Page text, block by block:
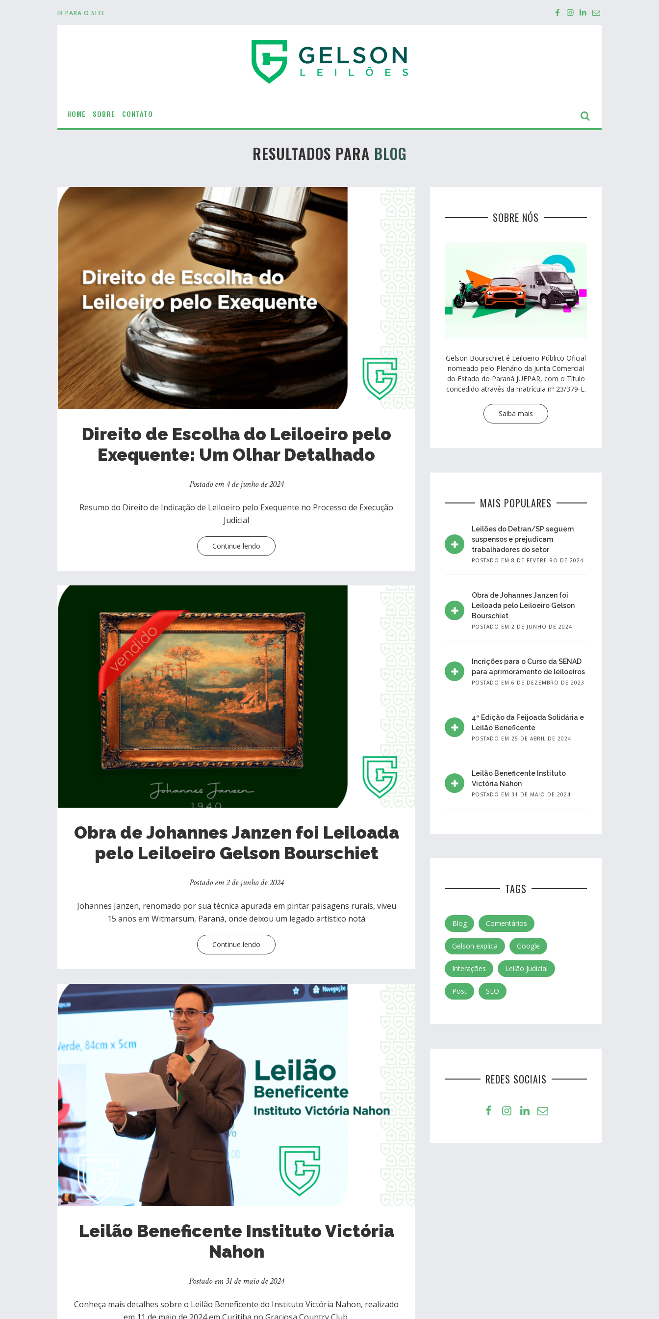
IR PARA O SITE
HOME SOBRE CONTATO
RESULTADOS PARA BLOG
Direito de Escolha do Leiloeiro pelo
Exequente: Um Olhar Detalhado
Postado em 4 de junho de 2024
Resumo do Direito de Indicação de Leiloeiro pelo Exequente no Processo de Execução
Judicial
Continue lendo
Obra de Johannes Janzen foi Leiloada
pelo Leiloeiro Gelson Bourschiet
Postado em 2 de junho de 2024
Johannes Janzen, renomado por sua técnica apurada em pintar paisagens rurais, viveu
15 anos em Witmarsum, Paraná, onde deixou um legado artístico notá
Continue lendo
Leilão Beneficente Instituto Victória
Nahon
Postado em 31 de maio de 2024
Conheça mais detalhes sobre o Leilão Beneficente do Instituto Victória Nahon, realizado
SOBRE NÓS
Gelson Bourschiet é Leiloeiro Público Oficial
nomeado pelo Plenário da Junta Comercial
do Estado do Paraná JUEPAR, com o Título
concedido através da matrícula nº 23/379-L.
Saiba mais
MAIS POPULARES
Leilões do Detran/SP seguem
suspensos e prejudicam
trabalhadores do setor
POSTADO EM 8 DE FEVEREIRO DE 2024
Obra de Johannes Janzen foi
Leiloada pelo Leiloeiro Gelson
Bourschiet
POSTADO EM 2 DE JUNHO DE 2024
Incrições para o Curso da SENAD
para aprimoramento de leiloeiros
POSTADO EM 6 DE DEZEMBRO DE 2023
4ª Edição da Feijoada Solidária e
Leilão Beneficente
POSTADO EM 25 DE ABRIL DE 2024
Leilão Beneficente Instituto
Victória Nahon
POSTADO EM 31 DE MAIO DE 2024
TAGS
Blog Comentários
Gelson explica Google
Interações Leilão Judicial
Post SEO
REDES SOCIAIS